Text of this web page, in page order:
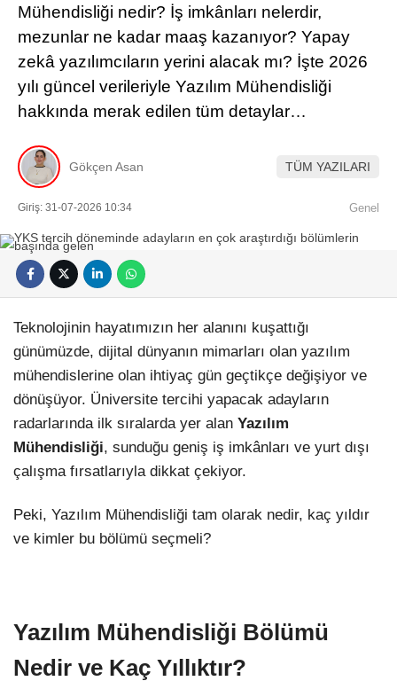
Mühendisliği nedir? İş imkânları nelerdir,
mezunlar ne kadar maaş kazanıyor? Yapay
zekâ yazılımcıların yerini alacak mı? İşte 2026
yılı güncel verileriyle Yazılım Mühendisliği
hakkında merak edilen tüm detaylar…
Gökçen Asan TÜM YAZILARI
Giriş: 31-07-2026 10:34 Genel
Teknolojinin hayatımızın her alanını kuşattığı
günümüzde, dijital dünyanın mimarları olan yazılım
mühendislerine olan ihtiyaç gün geçtikçe değişiyor ve
dönüşüyor. Üniversite tercihi yapacak adayların
radarlarında ilk sıralarda yer alan Yazılım
Mühendisliği, sunduğu geniş iş imkânları ve yurt dışı
çalışma fırsatlarıyla dikkat çekiyor.
Peki, Yazılım Mühendisliği tam olarak nedir, kaç yıldır
ve kimler bu bölümü seçmeli?
Yazılım Mühendisliği Bölümü
Nedir ve Kaç Yıllıktır?